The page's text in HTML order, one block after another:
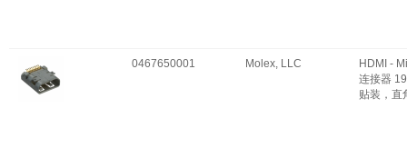
0467650001 Molex, LLC
HDMI -
连接器
贴装，直